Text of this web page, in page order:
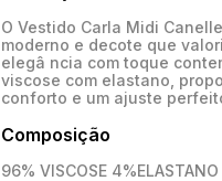
O Vestido Carla Midi
moderno e decote que
elegâ ncia com toque
viscose com elastano,
conforto e um ajuste
Composição
96% VISCOSE 4%ELASTANO